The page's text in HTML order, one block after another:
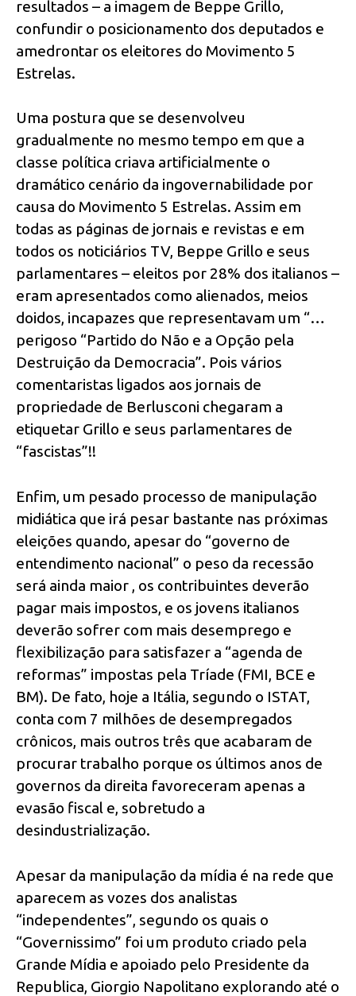
resultados – a imagem de Beppe Grillo,
confundir o posicionamento dos deputados e
amedrontar os eleitores do Movimento 5
Estrelas.
Uma postura que se desenvolveu
gradualmente no mesmo tempo em que a
classe política criava artificialmente o
dramático cenário da ingovernabilidade por
causa do Movimento 5 Estrelas. Assim em
todas as páginas de jornais e revistas e em
todos os noticiários TV, Beppe Grillo e seus
parlamentares – eleitos por 28% dos italianos –
eram apresentados como alienados, meios
doidos, incapazes que representavam um “…
perigoso “Partido do Não e a Opção pela
Destruição da Democracia”. Pois vários
comentaristas ligados aos jornais de
propriedade de Berlusconi chegaram a
etiquetar Grillo e seus parlamentares de
“fascistas”!!
Enfim, um pesado processo de manipulação
midiática que irá pesar bastante nas próximas
eleições quando, apesar do “governo de
entendimento nacional” o peso da recessão
será ainda maior , os contribuintes deverão
pagar mais impostos, e os jovens italianos
deverão sofrer com mais desemprego e
flexibilização para satisfazer a “agenda de
reformas” impostas pela Tríade (FMI, BCE e
BM). De fato, hoje a Itália, segundo o ISTAT,
conta com 7 milhões de desempregados
crônicos, mais outros três que acabaram de
procurar trabalho porque os últimos anos de
governos da direita favoreceram apenas a
evasão fiscal e, sobretudo a
desindustrialização.
Apesar da manipulação da mídia é na rede que
aparecem as vozes dos analistas
“independentes”, segundo os quais o
“Governissimo” foi um produto criado pela
Grande Mídia e apoiado pelo Presidente da
Republica, Giorgio Napolitano explorando até o